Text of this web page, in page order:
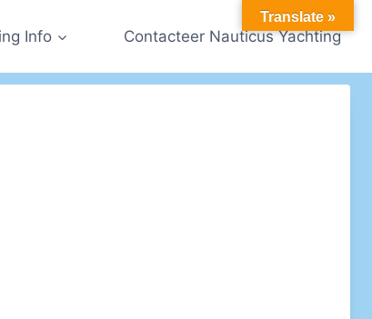
Info Contacteer Nauticus Yachting
Translate »